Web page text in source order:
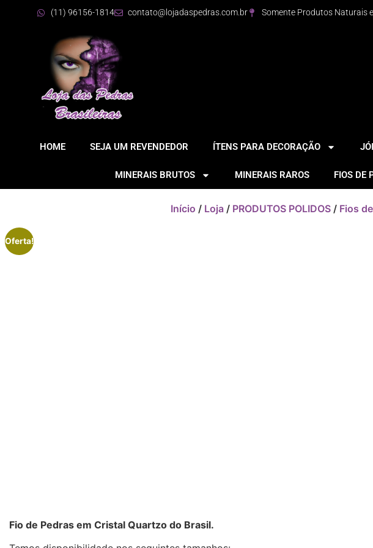
(11) 96156-1814 contato@lojadaspedras.com.br Somente Produtos Naturais
HOME SEJA UM REVENDEDOR ÍTENS PARA DECORAÇÃO
MINERAIS BRUTOS MINERAIS RAROS FIOS DE
Início / Loja/ PRODUTOS POLIDOS/ Fios
Oferta!
Fio de Pedras em Cristal Quartzo do Brasil.